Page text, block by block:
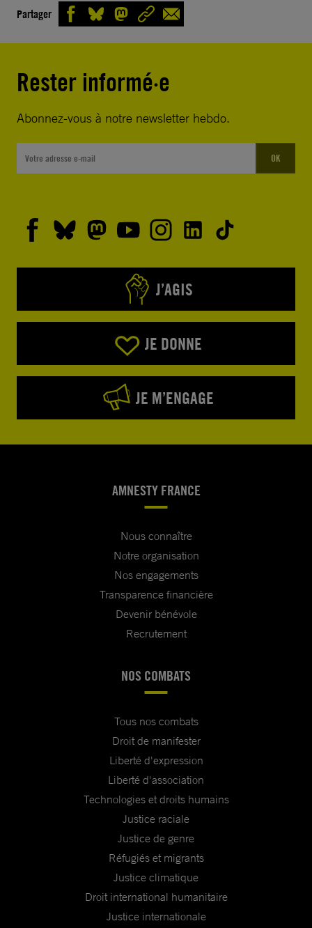
Partager
Rester informé·e
Abonnez-vous à notre newsletter hebdo.
OK
J’AGIS
JE DONNE
JE M’ENGAGE
AMNESTY FRANCE
Nous connaître
Notre organisation
Nos engagements
Transparence financière
Devenir bénévole
Recrutement
NOS COMBATS
Tous nos combats
Droit de manifester
Liberté d'expression
Liberté d'association
Technologies et droits humains
Justice raciale
Justice de genre
Réfugiés et migrants
Justice climatique
Droit international humanitaire
Justice internationale